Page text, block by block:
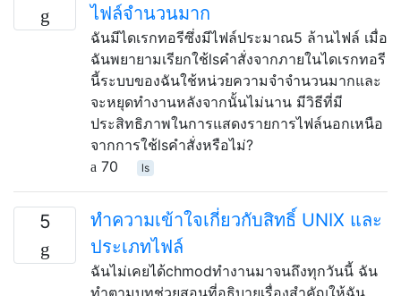
ไฟล์จำนวนมาก
ฉันมีไดเรกทอรีซึ่งมีไฟล์ประมาณ5 ล้านไฟล์ เมื่อ
ฉันพยายามเรียกใช้lsคำสั่งจากภายในไดเรกทอรี
นี้ระบบของฉันใช้หน่วยความจำจำนวนมากและ
จะหยุดทำงานหลังจากนั้นไม่นาน มีวิธีที่มี
ประสิทธิภาพในการแสดงรายการไฟล์นอกเหนือ
จากการใช้lsคำสั่งหรือไม่?
70
ls
5
ทำความเข้าใจเกี่ยวกับสิทธิ์ UNIX และ
ประเภทไฟล์
ฉันไม่เคยได้chmodทำงานมาจนถึงทุกวันนี้ ฉัน
ทำตามบทช่วยสอนที่อธิบายเรื่องสำคัญให้ฉัน